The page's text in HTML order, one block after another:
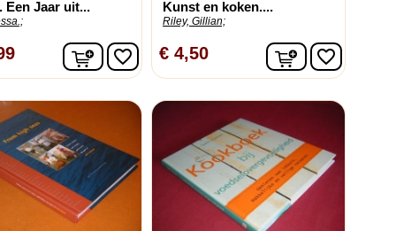
Een Jaar uit...
In winkelwagen
favorite_border
Kunst en koken....
Riley, Gillian;
€ 4,50 Infavorite_border